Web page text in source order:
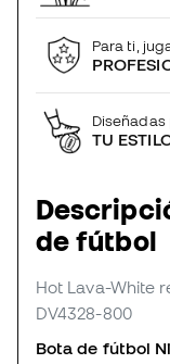
Para ti,
TU
de fútbol
Hot Lava-White
DV4328-800
Bota de fútbol